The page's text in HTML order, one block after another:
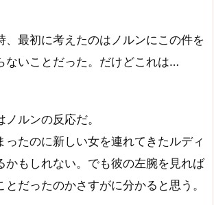
、最初に考えたのはノルンにこの件を
ないことだった。だけどこれは…
ルンの反応だ。
ったのに新しい女を連れてきたルディ
かもしれない。でも彼の左腕を見れば
とだったのかさすがに分かると思う。